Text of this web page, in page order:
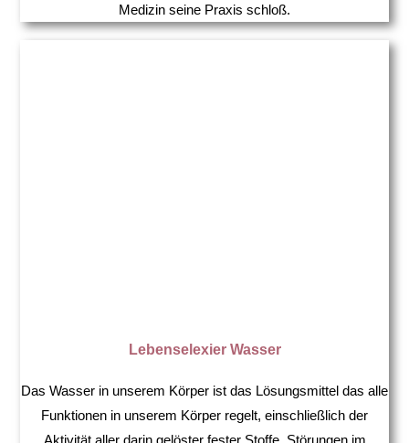
Medizin seine Praxis schloß.
Lebenselexier Wasser
Das Wasser in unserem Körper ist das Lösungsmittel das alle
Funktionen in unserem Körper regelt, einschließlich der
Aktivität aller darin gelöster fester Stoffe. Störungen im